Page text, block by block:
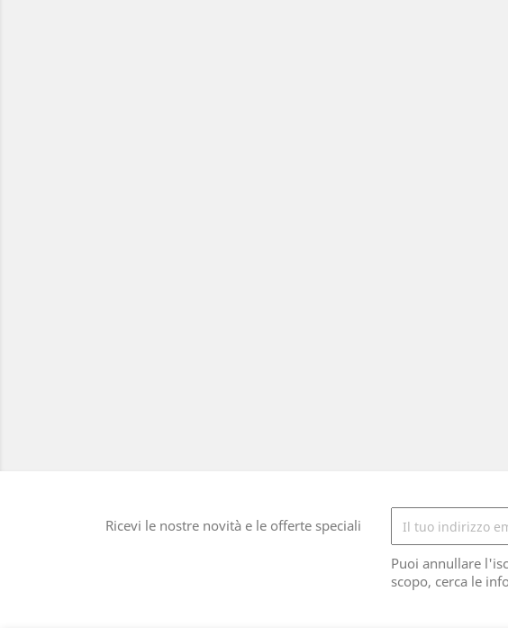
Ricevi le nostre novità e le offerte speciali
Puoi annullare
scopo, cerca le